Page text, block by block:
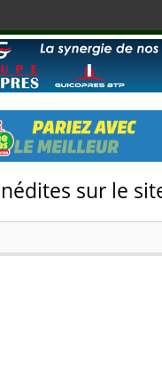
sur le